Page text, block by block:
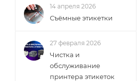
14 апреля 2026
Съёмные этикетки
27 февраля 2026
Чистка и
обслуживание
принтера этикеток